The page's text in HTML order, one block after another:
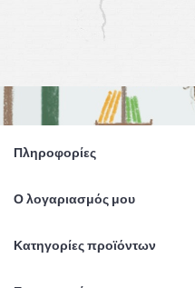
Πληροφορίες
Ο λογαριασμός μου
Κατηγορίες προϊόντων